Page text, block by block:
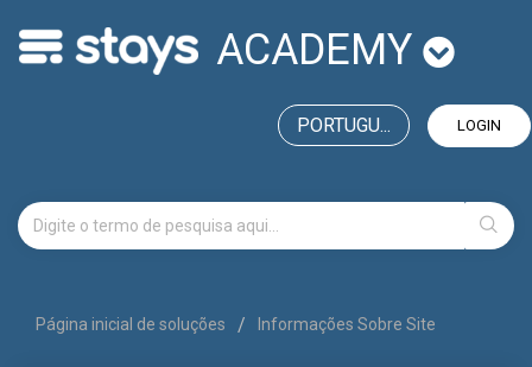
ACADEMY
LOGIN
PORTUGU...
Página inicial de soluções Informações Sobre Site